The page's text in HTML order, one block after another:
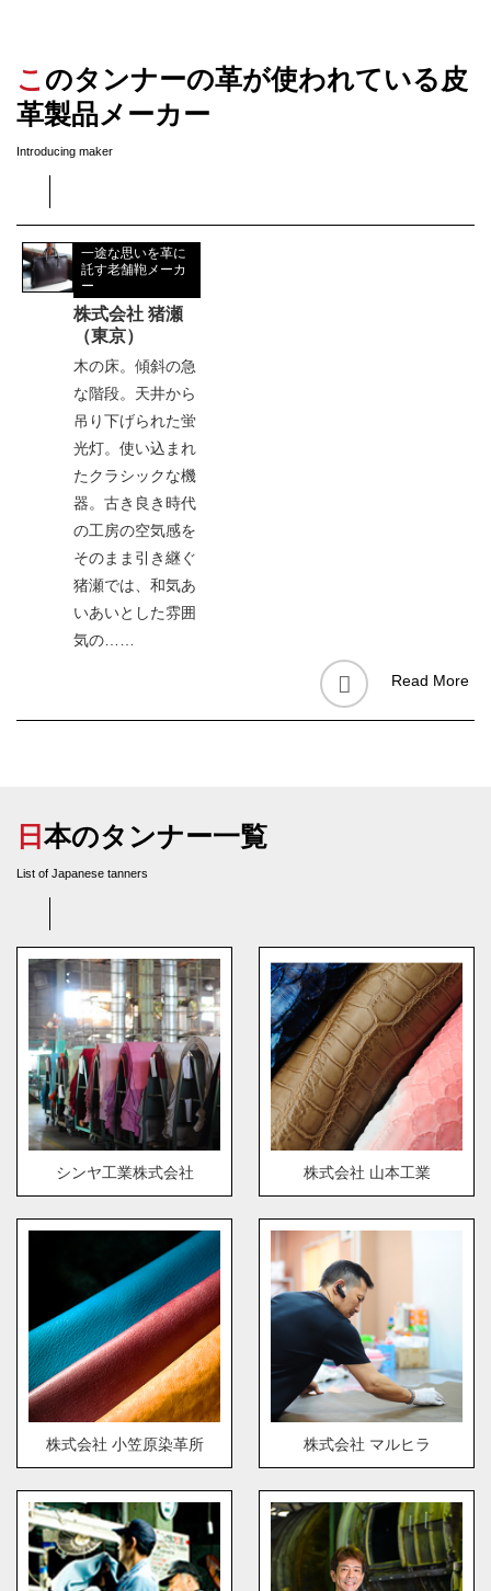
このタンナーの革が使われている皮
革製品メーカー
Introducing maker
一途な思いを革に
託す老舗鞄メーカ
ー
株式会社 猪瀬
（東京）
木の床。傾斜の急
な階段。天井から
吊り下げられた蛍
光灯。使い込まれ
たクラシックな機
器。古き良き時代
の工房の空気感を
そのまま引き継ぐ
猪瀬では、和気あ
いあいとした雰囲
気の……
Read More
日本のタンナー一覧
List of Japanese tanners
シンヤ工業株式会社 株式会社 山本工業
株式会社 小笠原染革所 株式会社 マルヒラ